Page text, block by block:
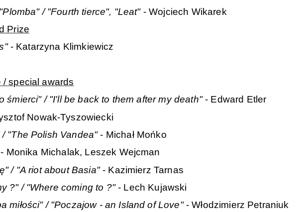
/ "Fourth tierce", "Leat"- Wojciech Wikarek
Prize
- Katarzyna Klimkiewicz
special awards
śmierci" / "I'll be back to them after my death"- Edward Etler
Nowak-Tyszowiecki
"The Polish Vandea"- Michał Mońko
Monika Michalak, Leszek Wejcman
/ "A riot about Basia"- Kazimierz Tarnas
?" / "Where coming to ?"- Lech Kujawski
miłości" / "Poczajow - an Island of Love"- Włodzimierz Petraniuk